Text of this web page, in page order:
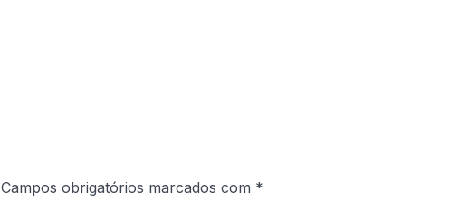
Campos obrigatórios marcados com *